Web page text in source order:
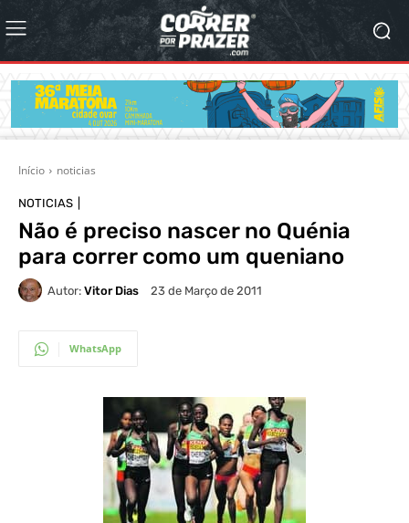
Início noticias
NOTICIAS
Não é preciso nascer no Quénia
para correr como um queniano
Autor: Vitor Dias 23 de Março de 2011
WhatsApp